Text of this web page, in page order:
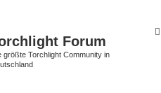
Forum
größte Torchlight Community in